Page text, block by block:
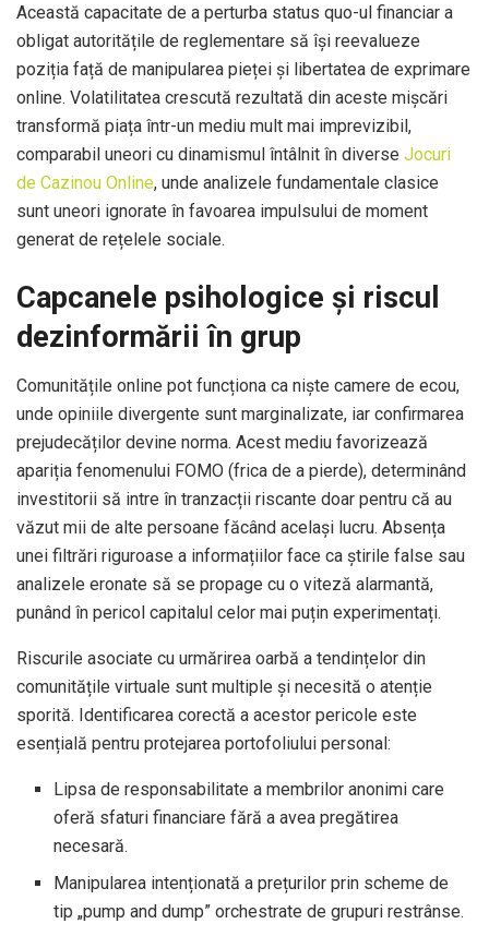
Această capacitate de a perturba status quo-ul financiar a
obligat autoritățile de reglementare să își reevalueze
poziția față de manipularea pieței și libertatea de exprimare
online. Volatilitatea crescută rezultată din aceste mișcări
transformă piața într-un mediu mult mai imprevizibil,
comparabil uneori cu dinamismul întâlnit în diverse Jocuri
de Cazinou Online, unde analizele fundamentale clasice
sunt uneori ignorate în favoarea impulsului de moment
generat de rețelele sociale.
Capcanele psihologice și riscul
dezinformării în grup
Comunitățile online pot funcționa ca niște camere de ecou,
unde opiniile divergente sunt marginalizate, iar confirmarea
prejudecăților devine norma. Acest mediu favorizează
apariția fenomenului FOMO (frica de a pierde), determinând
investitorii să intre în tranzacții riscante doar pentru că au
văzut mii de alte persoane făcând același lucru. Absența
unei filtrări riguroase a informațiilor face ca știrile false sau
analizele eronate să se propage cu o viteză alarmantă,
punând în pericol capitalul celor mai puțin experimentați.
Riscurile asociate cu urmărirea oarbă a tendințelor din
comunitățile virtuale sunt multiple și necesită o atenție
sporită. Identificarea corectă a acestor pericole este
esențială pentru protejarea portofoliului personal:
Lipsa de responsabilitate a membrilor anonimi care
oferă sfaturi financiare fără a avea pregătirea
necesară.
Manipularea intenționată a prețurilor prin scheme de
tip „pump and dump” orchestrate de grupuri restrânse.